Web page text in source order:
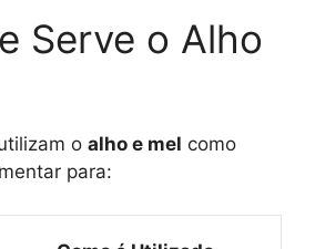
Serve o Alho
o alho e mel como
para: